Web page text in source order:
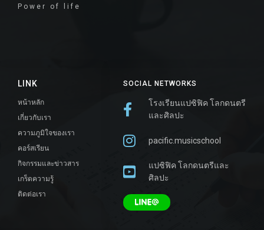
SOCIAL NETWORKS
โรงเรียนแปซิฟิค โลกดนตรี
และศิลปะ
pacific.musicschool
แปซิฟิค โลกดนตรีและ
ศิลปะ
LINK
หน้าหลัก
เกี่ยวกับเรา
ความภูมิใจของเรา
คอร์สเรียน
กิจกรรมและข่าวสาร
เกร็ดความรู้
ติดต่อเรา
Power of life